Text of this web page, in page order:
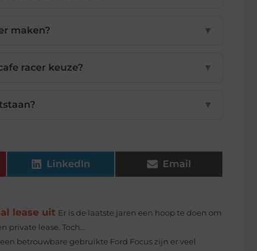
maken? ▼
racer keuze? ▼
▼
LinkedIn Email
lease uit Er is de laatste jaren een hoop te doen om
private lease. Toch...
betrouwbare gebruikte Ford Focus zijn er veel